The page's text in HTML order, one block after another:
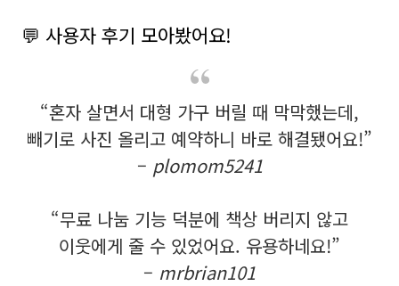
💬 사용자 후기 모아봤어요!
“혼자 살면서 대형 가구 버릴 때 막막했는데,
빼기로 사진 올리고 예약하니 바로 해결됐어요!”
– plomom5241
“무료 나눔 기능 덕분에 책상 버리지 않고
이웃에게 줄 수 있었어요. 유용하네요!”
– mrbrian101